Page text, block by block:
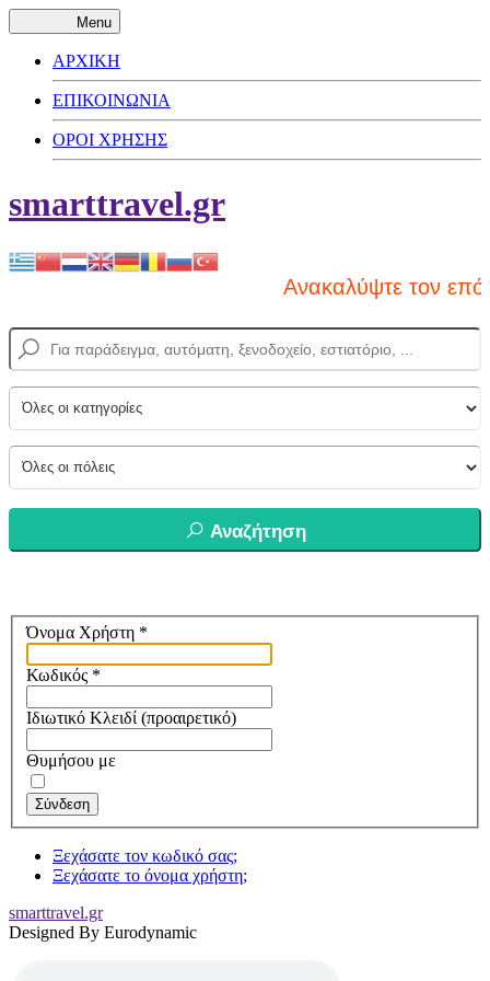
Menu
ΑΡΧΙΚΗ
ΕΠΙΚΟΙΝΩΝΙΑ
ΟΡΟΙ ΧΡΗΣΗΣ
smarttravel.gr
Ανακαλύψτε τον
Αναζήτηση
Όνομα Χρήστη *
Κωδικός *
Ιδιωτικό Κλειδί (προαιρετικό)
Θυμήσου με
Σύνδεση
Ξεχάσατε τον κωδικό σας;
Ξεχάσατε το όνομα χρήστη;
smarttravel.gr
Designed By Eurodynamic